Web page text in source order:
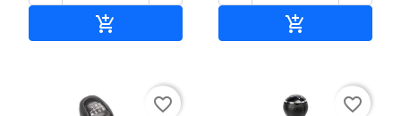
 
favorite_border favorite_border